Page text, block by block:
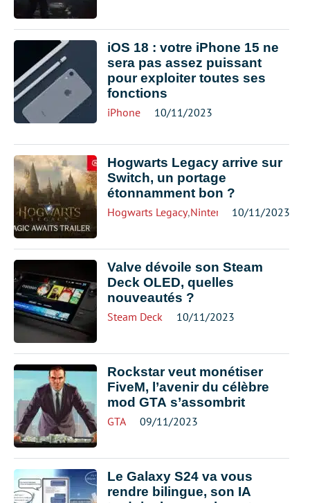
iOS 18 : votre iPhone 15 ne
sera pas assez puissant
pour exploiter toutes ses
fonctions
iPhone 10/11/2023
Hogwarts Legacy arrive sur
Switch, un portage
étonnamment bon ?
Hogwarts Legacy,Nintendo Switch
10/11/2023
Valve dévoile son Steam
Deck OLED, quelles
nouveautés ?
Steam Deck 10/11/2023
Rockstar veut monétiser
FiveM, l’avenir du célèbre
mod GTA s’assombrit
GTA 09/11/2023
Le Galaxy S24 va vous
rendre bilingue, son IA